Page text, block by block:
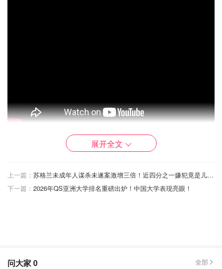
广告在圣诞节当天拉开帷幕：父亲收拾包装纸时，发现一份
《Where Love Lives》的黑胶唱片。
展开全文
上一篇：
苏格兰未成年人谋杀未遂案激增三倍！近四分之一嫌犯竟是儿童！
下一篇： 2026年QS亚洲大学排名重磅出炉！中国大学表现亮眼！
问大家0 全部